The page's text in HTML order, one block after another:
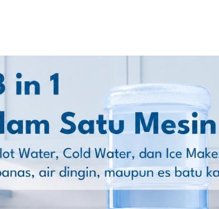
Diamkan mesin minimal 2-
5 jam sebelum dinyalakan saat barang baru
Jika memerlukan kapasitas ice yang akurat
ommercial business pada toko kami.
Hasil ice pada cycle 1 dan 2, tidak bisa
sil ice yang rapuh. Hal ini disebabkan pada
uk menyesuaikan suhu. Harap menunggu
Mohon pastikan voltase listrik sesuai dengan